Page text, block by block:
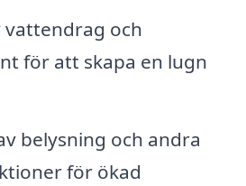
vattendrag och
för att skapa en lugn
belysning och andra
för ökad